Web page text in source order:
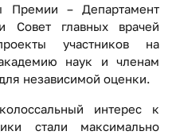
Премии – Департамент
Совет главных врачей
участников на
наук и членам
независимой оценки.
интерес к
стали максимально